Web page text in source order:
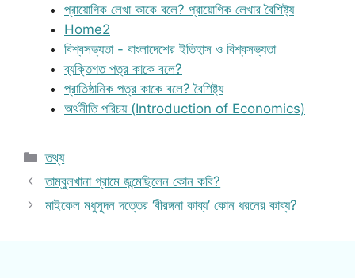
প্রায়োগিক লেখা কাকে বলে? প্রায়োগিক লেখার বৈশিষ্ট্য
Home2
বিশ্বসভ্যতা - বাংলাদেশের ইতিহাস ও বিশ্বসভ্যতা
ব্যক্তিগত পত্র কাকে বলে?
প্রাতিষ্ঠানিক পত্র কাকে বলে? বৈশিষ্ট্য
অর্থনীতি পরিচয় (Introduction of Economics)
Categories
তথ্য
তাম্বুলখানা গ্রামে জন্মেছিলেন কোন কবি?
মাইকেল মধুসূদন দত্তের ‘বীরঙ্গনা কাব্য’ কোন ধরনের কাব্য?